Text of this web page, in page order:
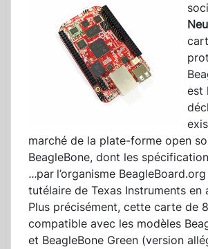
est
marché de la plate-forme open
BeagleBone, dont les
...par l’organisme
tutélaire de Texas Instruments en
Plus précisément, cette carte de
compatible avec les modèles
et BeagleBone Green (version